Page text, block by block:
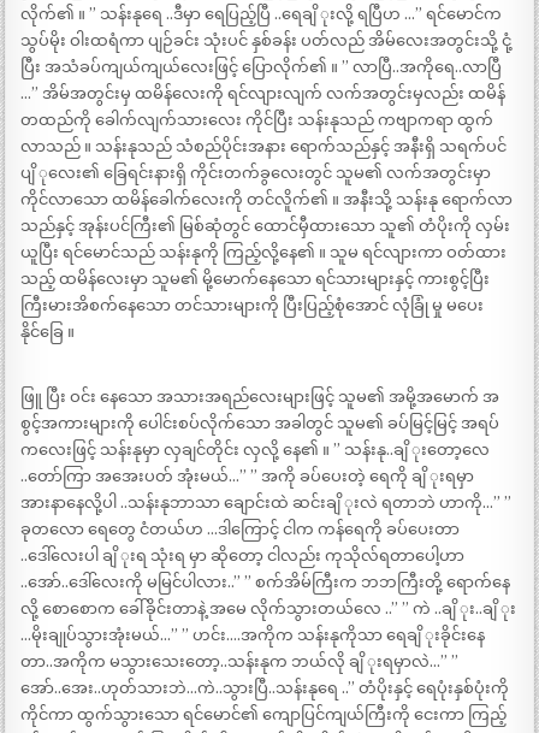
လိုက်၏ ။ ” သန်းနုရေ ..ဒီမှာ ရေပြည့်ပြီ ..ရေချိ ုးလို့ ရပြီဟ …” ရင်မောင်က
သွပ်မိုး ဝါးထရံကာ ပျဉ်ခင်း သုံးပင် နှစ်ခန်း ပတ်လည် အိမ်လေးအတွင်းသို့ ငုံ့
ပြီး အသံခပ်ကျယ်ကျယ်လေးဖြင့် ပြောလိုက်၏ ။ ” လာပြီ..အကိုရေ..လာပြီ
…” အိမ်အတွင်းမှ ထမိန်လေးကို ရင်လျားလျက် လက်အတွင်းမှလည်း ထမိန်
တထည်ကို ခေါက်လျက်သားလေး ကိုင်ပြီး သန်းနုသည် ကဗျာကရာ ထွက်
လာသည် ။ သန်းနုသည် သံစည်ပိုင်းအနား ရောက်သည်နှင့် အနီးရှိ သရက်ပင်
ပျိ ုလေး၏ ခြေရင်းနားရှိ ကိုင်းတက်ခွလေးတွင် သူမ၏ လက်အတွင်းမှာ
ကိုင်လာသော ထမိန်ခေါက်လေးကို တင်လိူက်၏ ။ အနီးသို့ သန်းနု ရောက်လာ
သည်နှင့် အုန်းပင်ကြီး၏ မြစ်ဆုံတွင် ထောင်မှီထားသော သူ၏ တံပိုးကို လှမ်း
ယူပြီး ရင်မောင်သည် သန်းနုကို ကြည့်လို့နေ၏ ။ သူမ ရင်လျားကာ ဝတ်ထား
သည့် ထမိန်လေးမှာ သူမ၏ မို့မောက်နေသော ရင်သားများနှင့် ကားစွင့်ပြီး
ကြီးမားအိစက်နေသော တင်သားများကို ပြီးပြည့်စုံအောင် လုံခြုံ မှု မပေး
နိုင်ခြေ ။
ဖြူ ပြီး ဝင်း နေသော အသားအရည်လေးများဖြင့် သူမ၏ အမို့အမောက် အ
စွင့်အကားများကို ပေါင်းစပ်လိုက်သော အခါတွင် သူမ၏ ခပ်မြင့်မြင့် အရပ်
ကလေးဖြင့် သန်းနုမှာ လှချင်တိုင်း လှလို့ နေ၏ ။ ” သန်းနု..ချိ ုးတော့လေ
..တော်ကြာ အအေးပတ် အုံးမယ်…” ” အကို ခပ်ပေးတဲ့ ရေကို ချိ ုးရမှာ
အားနာနေလို့ပါ ..သန်းနုဘာသာ ချောင်းထဲ ဆင်းချိ ုးလဲ ရတာဘဲ ဟာကို…” ”
ခုတလော ရေတွေ ငံတယ်ဟ …ဒါကြောင့် ငါက ကန်ရေကို ခပ်ပေးတာ
..ဒေါ်လေးပါ ချိ ုးရ သုံးရ မှာ ဆိုတော့ ငါလည်း ကုသိုလ်ရတာပေါ့ဟာ
..အော်..ဒေါ်လေးကို မမြင်ပါလား..” ” စက်အိမ်ကြီးက ဘဘကြီးတို့ ရောက်နေ
လို့ စောစောက ခေါ်ခိုင်းတာနဲ့ အမေ လိုက်သွားတယ်လေ ..” ” ကဲ ..ချိ ုး..ချိ ုး
…မိုးချုပ်သွားအုံးမယ်…” ” ဟင်း….အကိုက သန်းနုကိုသာ ရေချိ ုးခိုင်းနေ
တာ..အကိုက မသွားသေးတော့..သန်းနုက ဘယ်လို ချိ ုးရမှာလဲ…” ”
အော်..အေး..ဟုတ်သားဘဲ…ကဲ..သွားပြီ..သန်းနုရေ ..” တံပိုးနှင့် ရေပုံးနှစ်ပုံးကို
ကိုင်ကာ ထွက်သွားသော ရင်မောင်၏ ကျောပြင်ကျယ်ကြီးကို ငေးကာ ကြည့်